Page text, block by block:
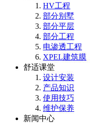
HV工程
部分别墅
部分平层
部分工程
电渗透工程
XPEL建筑膜
舒适课堂
设计安装
产品知识
使用技巧
维护保养
新闻中心